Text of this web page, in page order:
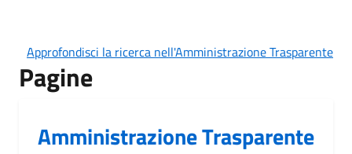
Approfondisci la ricerca nell'Amministrazione Trasparente
Pagine
Amministrazione Trasparente